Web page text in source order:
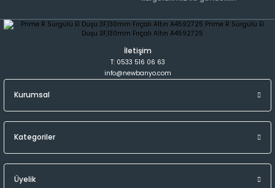
İletişim
T: 0533 516 06 63
info@newbanyo.com
Kurumsal
Kategoriler
Üyelik